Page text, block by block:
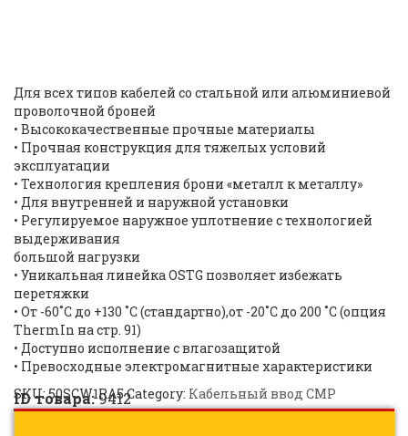
Для всех типов кабелей со стальной или алюминиевой
проволочной броней
• Высококачественные прочные материалы
• Прочная конструкция для тяжелых условий
эксплуатации
• Технология крепления брони «металл к металлу»
• Для внутренней и наружной установки
• Регулируемое наружное уплотнение с технологией
выдерживания
большой нагрузки
• Уникальная линейка OSTG позволяет избежать
перетяжки
• От -60˚C до +130 ˚C(стандартно),от -20˚C до 200 ˚C(опция
ThermIn на стр. 91)
• Доступно исполнение с влагозащитой
• Превосходные электромагнитные характеристики
SKU:50SCW1RA5 Category: Кабельный ввод CMP
ID товара:9412